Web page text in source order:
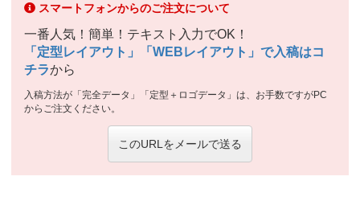
スマートフォンからのご注文について
一番人気！簡単！テキスト入力でOK！
「定型レイアウト」「WEBレイアウト」で入稿はコ
チラから
入稿方法が「完全データ」「定型＋ロゴデータ」は、お手数ですがPC
からご注文ください。
このURLをメールで送る